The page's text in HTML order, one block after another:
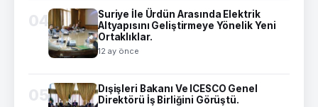
04
Suriye İle Ürdün Arasında Elektrik
Altyapısını Geliştirmeye Yönelik Yeni
Ortaklıklar.
12 ay önce
05
Dışişleri Bakanı Ve ICESCO Genel
Direktörü İş Birliğini Görüştü.